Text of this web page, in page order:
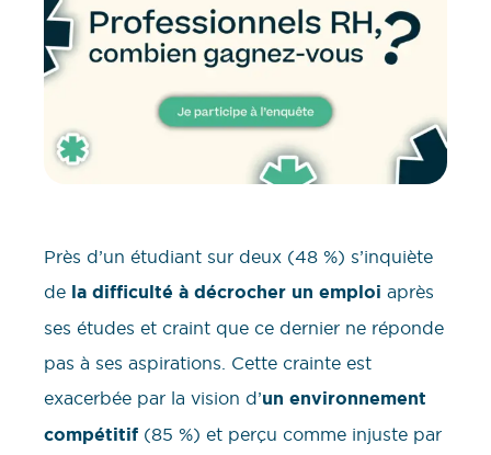
Près d’un étudiant sur deux (48 %) s’inquiète
de la difficulté à décrocher un emploi après
ses études et craint que ce dernier ne réponde
pas à ses aspirations. Cette crainte est
exacerbée par la vision d’un environnement
compétitif (85 %) et perçu comme injuste par